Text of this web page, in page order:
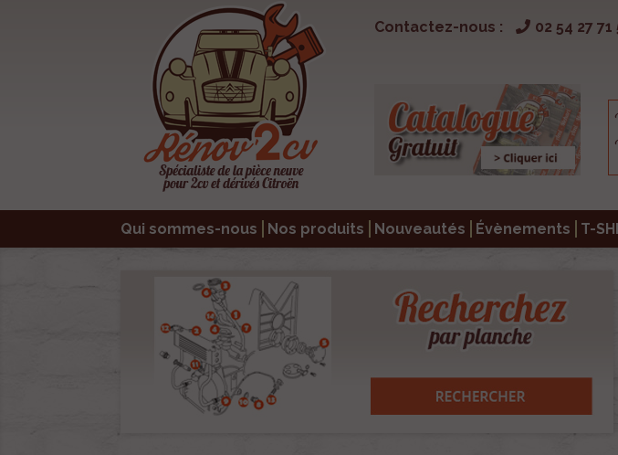
Contactez-nous : 02 54 27 71
Qui sommes-nous Nos produits Nouveautés Évènements T-